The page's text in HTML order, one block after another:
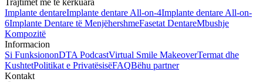
Trajtimet më të kërkuara
Implante dentareImplante dentare All-on-4Implante dentare All-on-
6Implante Dentare të MenjëhershmeFasetat DentareMbushje
Kompozitë
Informacion
Si FunksiononDTA PodcastVirtual Smile MakeoverTermat dhe
KushtetPolitikat e PrivatësisëFAQBëhu partner
Kontakt